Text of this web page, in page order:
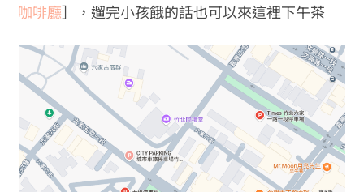
咖啡廳］，遛完小孩餓的話也可以來這裡下午茶